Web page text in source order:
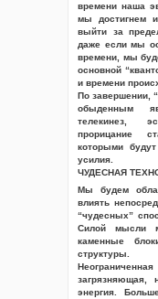
времени наша
мы достигнем
выйти за
даже если мы
времени, мы
основной
и времени
По завершении,
обыденным
телекинез,
прорицание
которыми
усилия.
ЧУДЕСНАЯ
Мы будем
влиять
“чудесных”
Силой мысли
каменные
структуры.
загрязняющая,
энергия.